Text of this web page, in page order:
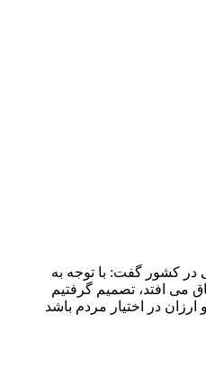
در کشور گفت: با توجه به
اتفاق می افتد، تصمیم گرفتیم
در اختیار مردم باشد